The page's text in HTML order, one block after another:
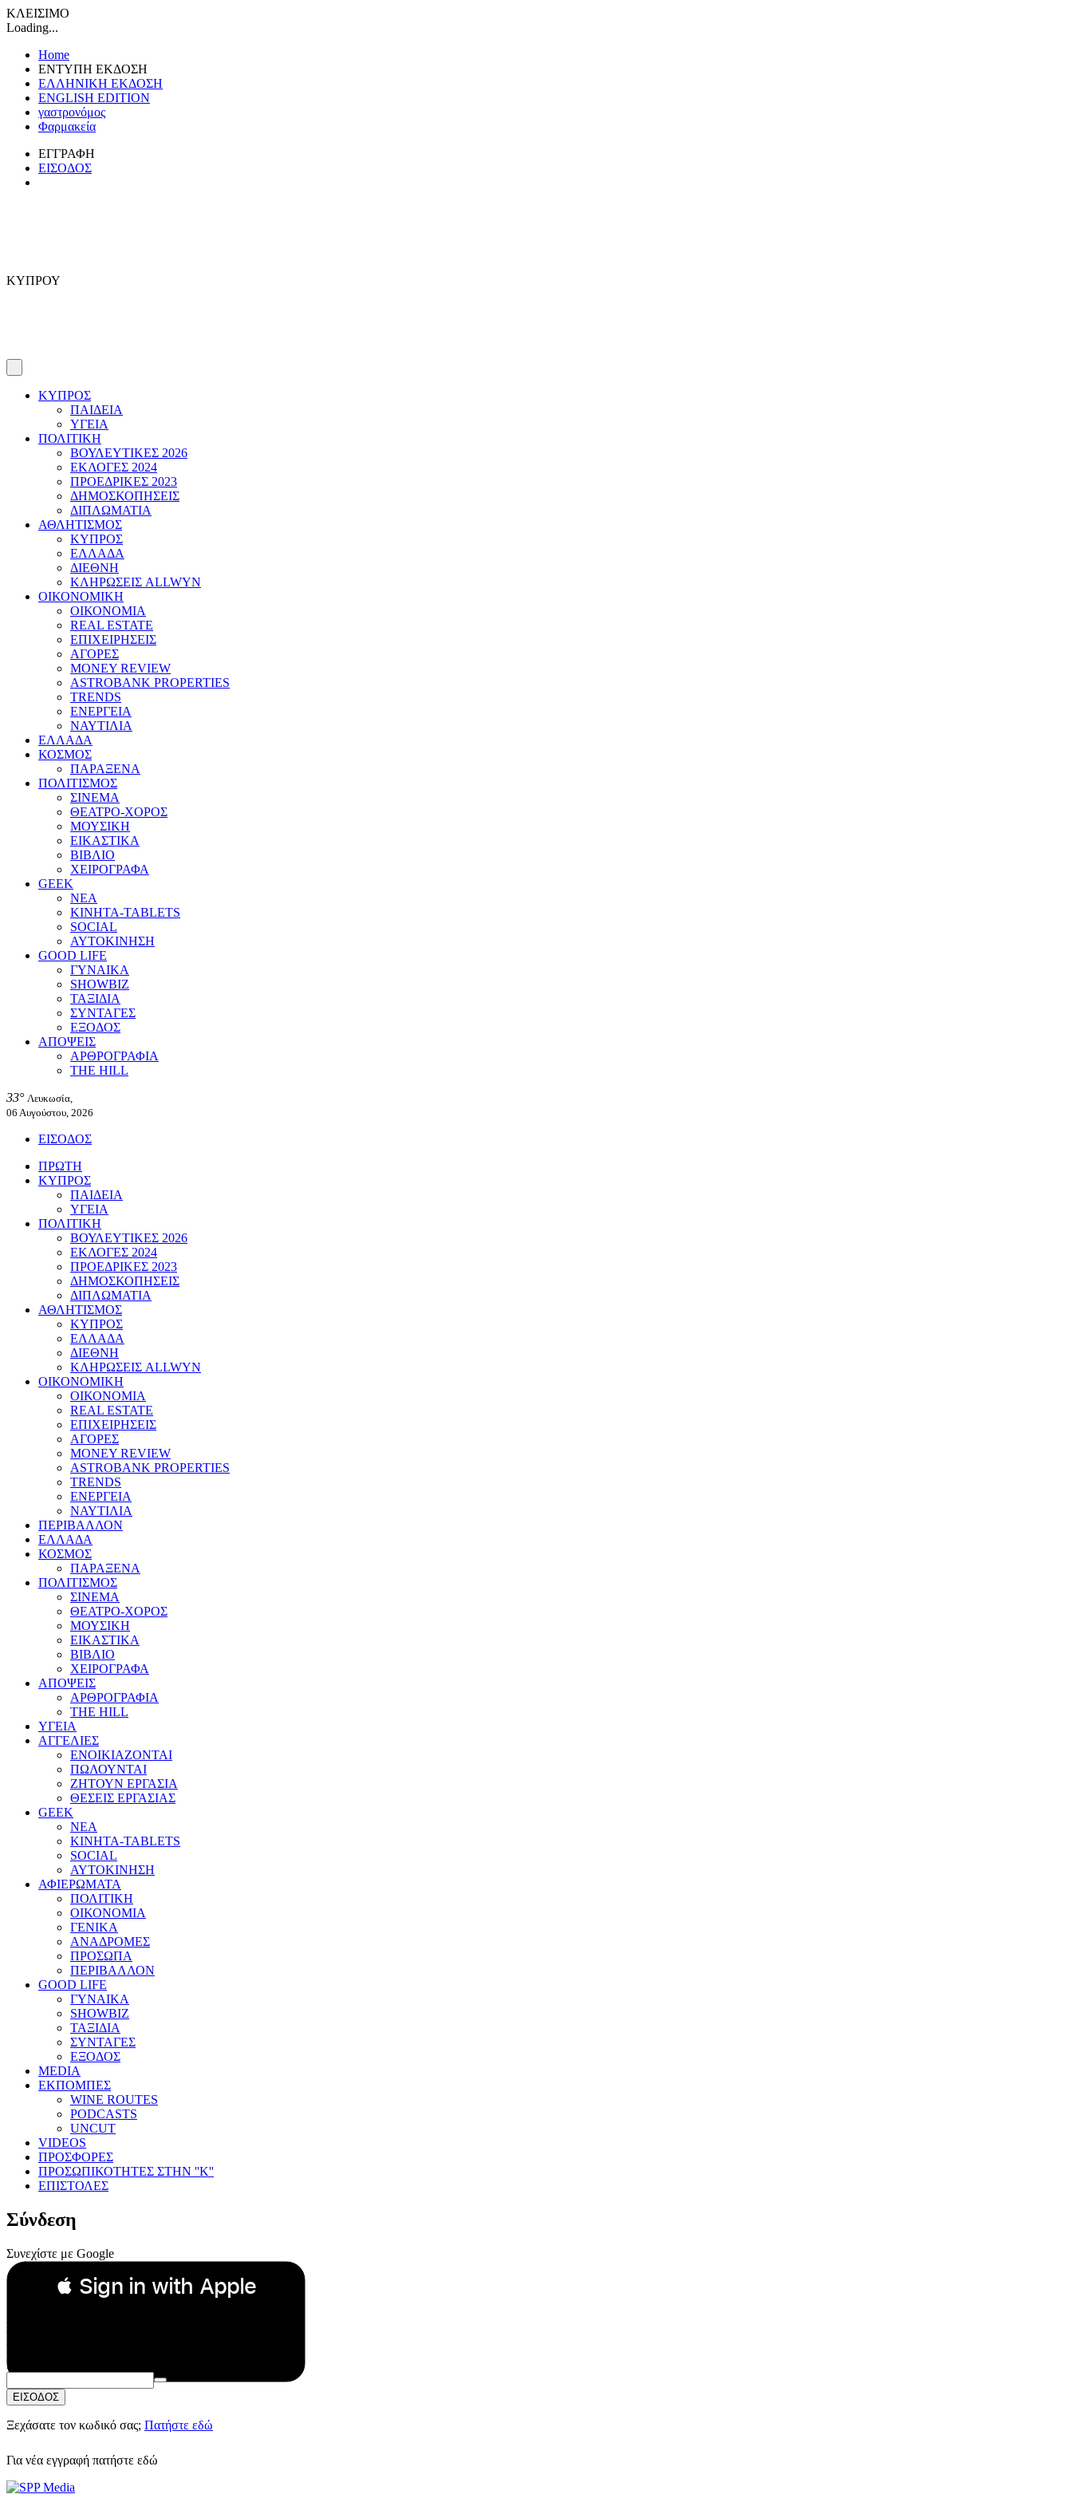
ΚΛΕΙΣΙΜΟ
Loading...
Home
ΕΝΤΥΠΗ ΕΚΔΟΣΗ
ΕΛΛΗΝΙΚΗ ΕΚΔΟΣΗ
ENGLISH EDITION
γαστρονόμος
Φαρμακεία
ΕΓΓΡΑΦΗ
ΕΙΣΟΔΟΣ
ΚΥΠΡΟΥ
ΚΥΠΡΟΣ
ΠΑΙΔΕΙΑ
ΥΓΕΙΑ
ΠΟΛΙΤΙΚΗ
ΒΟΥΛΕΥΤΙΚΕΣ 2026
ΕΚΛΟΓΕΣ 2024
ΠΡΟΕΔΡΙΚΕΣ 2023
ΔΗΜΟΣΚΟΠΗΣΕΙΣ
ΔΙΠΛΩΜΑΤΙΑ
ΑΘΛΗΤΙΣΜΟΣ
ΚΥΠΡΟΣ
ΕΛΛΑΔΑ
ΔΙΕΘΝΗ
ΚΛΗΡΩΣΕΙΣ ALLWYN
ΟΙΚΟΝΟΜΙΚΗ
ΟΙΚΟΝΟΜΙΑ
REAL ESTATE
ΕΠΙΧΕΙΡΗΣΕΙΣ
ΑΓΟΡΕΣ
MONEY REVIEW
ASTROBANK PROPERTIES
TRENDS
ΕΝΕΡΓΕΙΑ
ΝΑΥΤΙΛΙΑ
ΕΛΛΑΔΑ
ΚΟΣΜΟΣ
ΠΑΡΑΞΕΝΑ
ΠΟΛΙΤΙΣΜΟΣ
ΣΙΝΕΜΑ
ΘΕΑΤΡΟ-ΧΟΡΟΣ
ΜΟΥΣΙΚΗ
ΕΙΚΑΣΤΙΚΑ
ΒΙΒΛΙΟ
ΧΕΙΡΟΓΡΑΦΑ
GEEK
ΝΕΑ
ΚΙΝΗΤΑ-TABLETS
SOCIAL
ΑΥΤΟΚΙΝΗΣΗ
GOOD LIFE
ΓΥΝΑΙΚΑ
SHOWBIZ
ΤΑΞΙΔΙΑ
ΣΥΝΤΑΓΕΣ
ΕΞΟΔΟΣ
ΑΠΟΨΕΙΣ
ΑΡΘΡΟΓΡΑΦΙΑ
THE HILL
33° Λευκωσία,
06 Αυγούστου, 2026
ΕΙΣΟΔΟΣ
ΠΡΩΤΗ
ΚΥΠΡΟΣ
ΠΑΙΔΕΙΑ
ΥΓΕΙΑ
ΠΟΛΙΤΙΚΗ
ΒΟΥΛΕΥΤΙΚΕΣ 2026
ΕΚΛΟΓΕΣ 2024
ΠΡΟΕΔΡΙΚΕΣ 2023
ΔΗΜΟΣΚΟΠΗΣΕΙΣ
ΔΙΠΛΩΜΑΤΙΑ
ΑΘΛΗΤΙΣΜΟΣ
ΚΥΠΡΟΣ
ΕΛΛΑΔΑ
ΔΙΕΘΝΗ
ΚΛΗΡΩΣΕΙΣ ALLWYN
ΟΙΚΟΝΟΜΙΚΗ
ΟΙΚΟΝΟΜΙΑ
REAL ESTATE
ΕΠΙΧΕΙΡΗΣΕΙΣ
ΑΓΟΡΕΣ
MONEY REVIEW
ASTROBANK PROPERTIES
TRENDS
ΕΝΕΡΓΕΙΑ
ΝΑΥΤΙΛΙΑ
ΠΕΡΙΒΑΛΛΟΝ
ΕΛΛΑΔΑ
ΚΟΣΜΟΣ
ΠΑΡΑΞΕΝΑ
ΠΟΛΙΤΙΣΜΟΣ
ΣΙΝΕΜΑ
ΘΕΑΤΡΟ-ΧΟΡΟΣ
ΜΟΥΣΙΚΗ
ΕΙΚΑΣΤΙΚΑ
ΒΙΒΛΙΟ
ΧΕΙΡΟΓΡΑΦΑ
ΑΠΟΨΕΙΣ
ΑΡΘΡΟΓΡΑΦΙΑ
THE HILL
ΥΓΕΙΑ
ΑΓΓΕΛΙΕΣ
ΕΝΟΙΚΙΑΖΟΝΤΑΙ
ΠΩΛΟΥΝΤΑΙ
ΖΗΤΟΥΝ ΕΡΓΑΣΙΑ
ΘΕΣΕΙΣ ΕΡΓΑΣΙΑΣ
GEEK
ΝΕΑ
ΚΙΝΗΤΑ-TABLETS
SOCIAL
ΑΥΤΟΚΙΝΗΣΗ
ΑΦΙΕΡΩΜΑΤΑ
ΠΟΛΙΤΙΚΗ
ΟΙΚΟΝΟΜΙΑ
ΓΕΝΙΚΑ
ΑΝΑΔΡΟΜΕΣ
ΠΡΟΣΩΠΑ
ΠΕΡΙΒΑΛΛΟΝ
GOOD LIFE
ΓΥΝΑΙΚΑ
SHOWBIZ
ΤΑΞΙΔΙΑ
ΣΥΝΤΑΓΕΣ
ΕΞΟΔΟΣ
MEDIA
ΕΚΠΟΜΠΕΣ
WINE ROUTES
PODCASTS
UNCUT
VIDEOS
ΠΡΟΣΦΟΡΕΣ
ΠΡΟΣΩΠΙΚΟΤΗΤΕΣ ΣΤΗΝ ''Κ''
ΕΠΙΣΤΟΛΕΣ
Σύνδεση
Συνεχίστε με Google
 Sign in with Apple
Συνεχίστε με Apple
ή
Email:
Κωδικός Πρόσβασης:
ΕΙΣΟΔΟΣ
Ξεχάσατε τον κωδικό σας; Πατήστε εδώ
Για νέα εγγραφή πατήστε εδώ